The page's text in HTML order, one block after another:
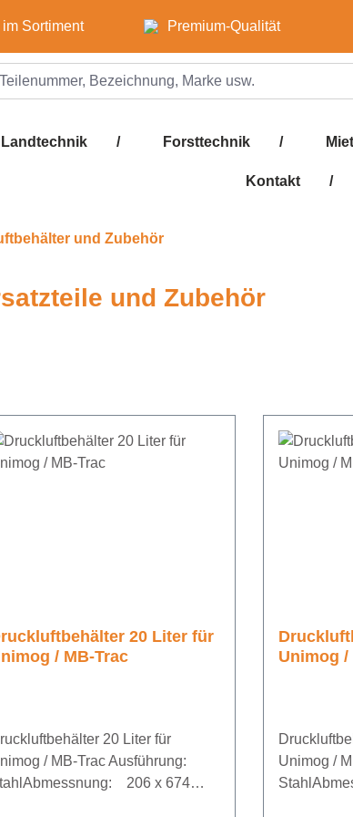
Sortiment Premium-Qualität
Landtechnik / Forsttechnik /
Kontakt /
und Zubehör
und Zubehör
20 Liter für
/ MB-Trac
20 Liter für
/ MB-Trac Ausführung:
206 x 674
Unimog /
Unimog /